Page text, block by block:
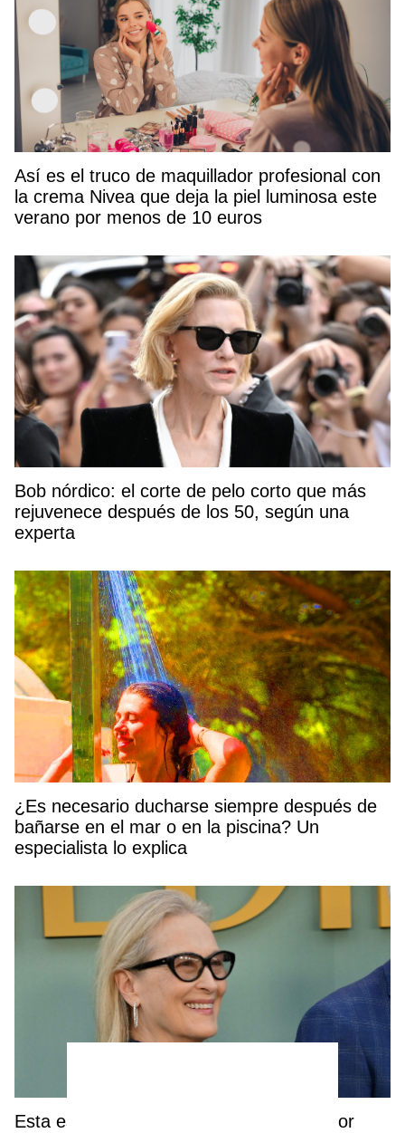
Así es el truco de maquillador profesional con
la crema Nivea que deja la piel luminosa este
verano por menos de 10 euros
Bob nórdico: el corte de pelo corto que más
rejuvenece después de los 50, según una
experta
¿Es necesario ducharse siempre después de
bañarse en el mar o en la piscina? Un
especialista lo explica
Esta es la técnica de coloración que mejor